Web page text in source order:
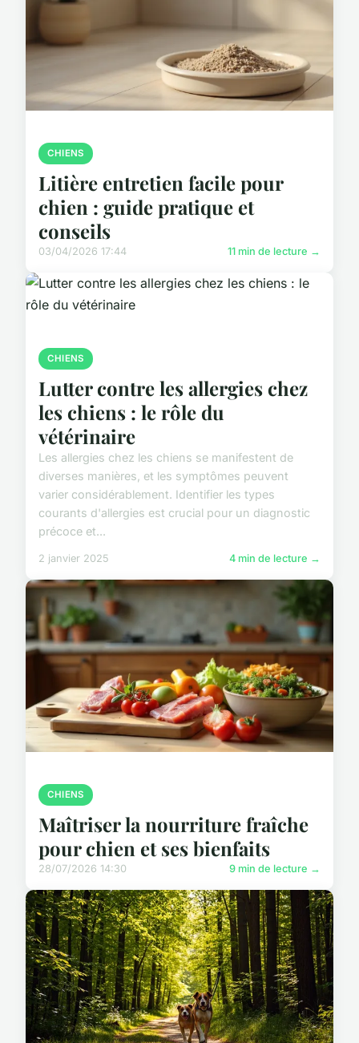
CHIENS
Litière entretien facile pour
chien : guide pratique et
conseils
03/04/2026 17:44 11 min de lecture →
CHIENS
Lutter contre les allergies chez
les chiens : le rôle du
vétérinaire
Les allergies chez les chiens se manifestent de
diverses manières, et les symptômes peuvent
varier considérablement. Identifier les types
courants d'allergies est crucial pour un diagnostic
précoce et...
2 janvier 2025 4 min de lecture →
CHIENS
Maîtriser la nourriture fraîche
pour chien et ses bienfaits
28/07/2026 14:30 9 min de lecture →